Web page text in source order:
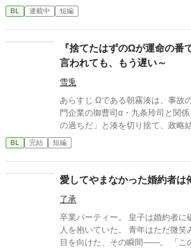
愛をしている時間がないんだ」と
は会社を興した祖父のことをとて
親友のお前には俺の右腕になっ
者の俺のことを気持ち悪いと遠ざ
でいてくれた彼に俺は感謝して、
に彼と一緒にゲームを作成する会社を起業し
年間、本当に二人三脚で駆け抜けてきた。 そして、
したVRMMOが世界的に大ヒット
祝うパーティーで親友が語った言葉
もそろそろ恋愛したい」 親友のその言葉に、俺は、長年の片想
いを終わらせる覚悟をした。 不憫な拗らせアラフォーが”愛”へ
BL 連載中 短編
『捨てたはずのΩが運命の番
言われても、もう遅い～
雪兎
あらすじ Ωである朝霧湊は、事故のような一夜をきっかけに、名
門企業の御曹司α・九条玲司と関係を持つ。 しかし
の過ちだ」と湊を切り捨て、政略
を選んだ。 深く傷ついた湊は、彼の前から姿を消す。 数か月後―
―。 湊の身体は、これまで誰も知らなかった希少な『遅咲きΩ』
たと知る。 「戻ってきてくれ」 今さら必死に追いかけてくる玲
司。 だが湊の隣には、自分を支え続けてくれた医師のα・神崎伊
織がいた。 「あなたは俺を捨てたでしょう」 後悔に苦しむα、執
着する第二のα、そして希少Ωを巡る陰謀。 もう二
くないΩが最後に選ぶ相手とは――。 捨てた側の後悔と執着
速する、すれ違いオメガバースBL
BL 完結 短編
愛してやまなかった婚約者は
了承
卒業パーティー。 皇子は婚約者
人を抱いていた。 青年はただ微笑み、一枚の紙を手渡す。 皇子が
目を向けた、その瞬間——。 「この瞬間だと思った。」 すべてを